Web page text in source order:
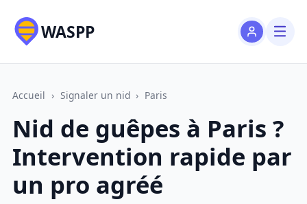
WASPP
Accueil › Signaler un nid › Paris
Nid de guêpes à Paris ?
Intervention rapide par
un pro agréé